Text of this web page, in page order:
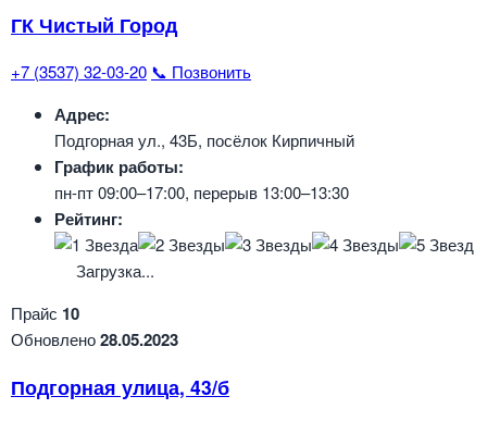
ГК Чистый Город
+7 (3537) 32-03-20 📞 Позвонить
Адрес:
Подгорная ул., 43Б, посёлок Кирпичный
График работы:
пн-пт 09:00–17:00, перерыв 13:00–13:30
Рейтинг:
Загрузка...
Прайс 10
Обновлено28.05.2023
Подгорная улица, 43/б